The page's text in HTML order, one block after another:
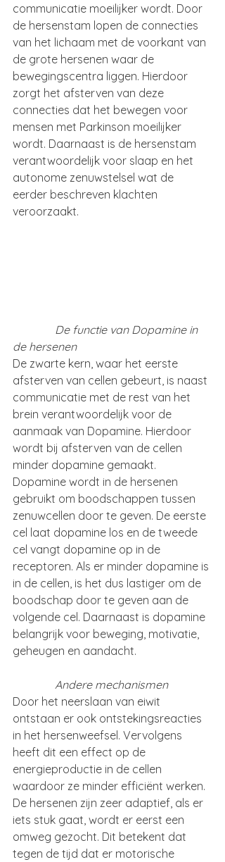
communicatie moeilijker wordt. Door
de hersenstam lopen de connecties
van het lichaam met de voorkant van
de grote hersenen waar de
bewegingscentra liggen. Hierdoor
zorgt het afsterven van deze
connecties dat het bewegen voor
mensen met Parkinson moeilijker
wordt. Daarnaast is de hersenstam
verantwoordelijk voor slaap en het
autonome zenuwstelsel wat de
eerder beschreven klachten
veroorzaakt.
De functie van Dopamine in
de hersenen
De zwarte kern, waar het eerste
afsterven van cellen gebeurt, is naast
communicatie met de rest van het
brein verantwoordelijk voor de
aanmaak van Dopamine. Hierdoor
wordt bij afsterven van de cellen
minder dopamine gemaakt.
Dopamine wordt in de hersenen
gebruikt om boodschappen tussen
zenuwcellen door te geven. De eerste
cel laat dopamine los en de tweede
cel vangt dopamine op in de
receptoren. Als er minder dopamine is
in de cellen, is het dus lastiger om de
boodschap door te geven aan de
volgende cel. Daarnaast is dopamine
belangrijk voor beweging, motivatie,
geheugen en aandacht.
Andere mechanismen
Door het neerslaan van eiwit
ontstaan er ook ontstekingsreacties
in het hersenweefsel. Vervolgens
heeft dit een effect op de
energieproductie in de cellen
waardoor ze minder efficiënt werken.
De hersenen zijn zeer adaptief, als er
iets stuk gaat, wordt er eerst een
omweg gezocht. Dit betekent dat
tegen de tijd dat er motorische